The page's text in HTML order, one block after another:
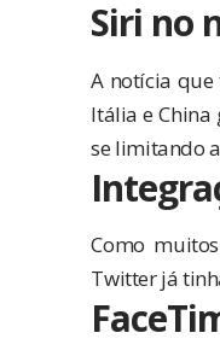
Siri no
A notícia que
Itália e China
se limitando
Como
Twitter já